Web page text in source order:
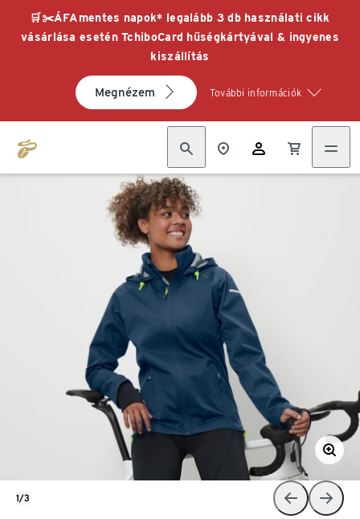
🛒✂️ÁFAmentes napok* legalább 3 db használati cikk
vásárlása esetén TchiboCard hűségkártyával & ingyenes
kiszállítás
Megnézem További információk
1/3